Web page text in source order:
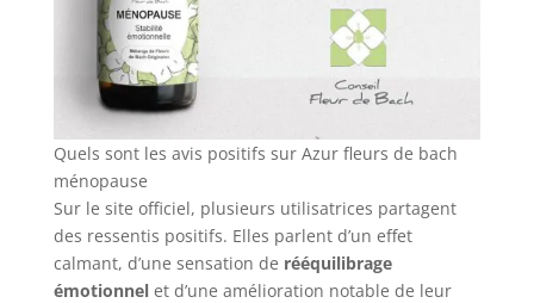
Quels sont les avis positifs sur Azur fleurs de bach
ménopause
Sur le site officiel, plusieurs utilisatrices partagent
des ressentis positifs. Elles parlent d’un effet
calmant, d’une sensation de rééquilibrage
émotionnelet d’une amélioration notable de leur